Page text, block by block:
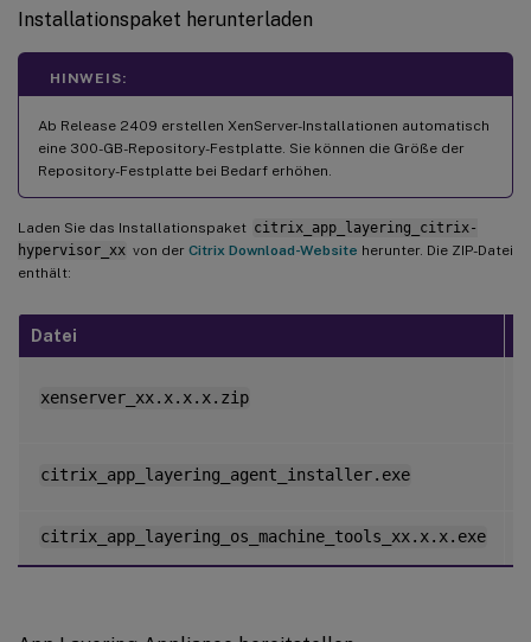
Installationspaket herunterladen
HINWEIS:
Ab Release 2409 erstellen XenServer-Installationen automatisch
eine 300-GB-Repository-Festplatte. Sie können die Größe der
Repository-Festplatte bei Bedarf erhöhen.
Laden Sie das Installationspaket citrix_app_layering_citrix-
hypervisor_xx von der Citrix Download-Website herunter. Die ZIP-Datei
enthält:
Datei
xenserver_xx.x.x.x.zip
citrix_app_layering_agent_installer.exe
citrix_app_layering_os_machine_tools_xx.x.x.exe